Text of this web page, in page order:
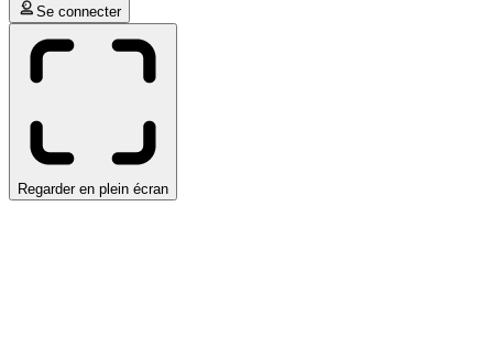
Se connecter
Regarder en plein écran